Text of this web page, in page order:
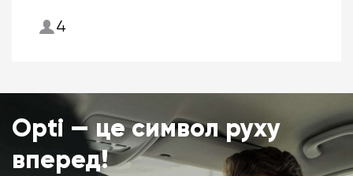
4
Opti — це символ руху
вперед!